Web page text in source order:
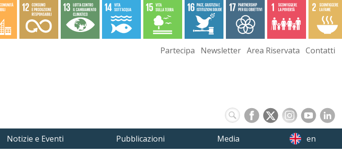
Partecipa Newsletter Area Riservata Contatti
Notizie e Eventi Pubblicazioni Media en